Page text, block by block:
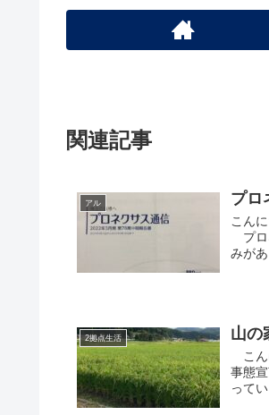
関連記事
アル プロ
こん
プロ
みが
2拠点生活 山の
こん
事態
って